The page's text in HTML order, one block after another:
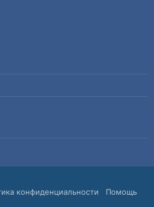
конфиденциальности
Помощь